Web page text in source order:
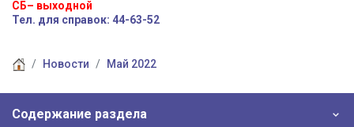
СБ– выходной
Тел. для справок: 44-63-52
Новости Май 2022
Содержание раздела